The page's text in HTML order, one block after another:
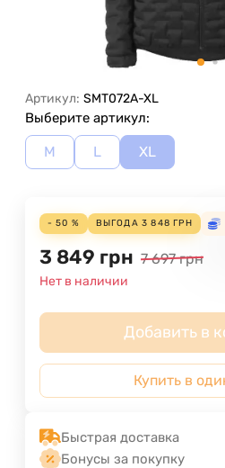
Артикул: SMT072A-XL
Выберите артикул:
M L XL
- 50 % ВЫГОДА 3 848 ГРН
3 849 грн 7 697 грн
Нет в наличии
Добавить в
Купить в
Быстрая доставка
Бонусы за покупку